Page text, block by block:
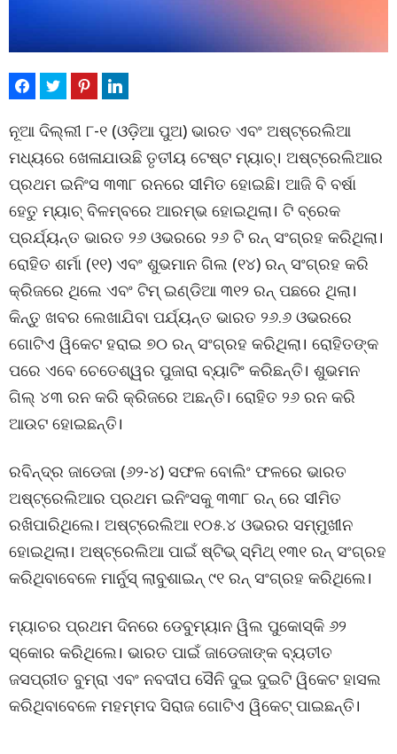
ନୂଆ ଦିଲ୍ଲୀ ୮-୧ (ଓଡ଼ିଆ ପୁଅ) ଭାରତ ଏବଂ ଅଷ୍ଟ୍ରେଲିଆ
ମଧ୍ୟରେ ଖେଳାଯାଉଛି ତୃତୀୟ ଟେଷ୍ଟ ମ୍ୟାଚ୍। ଅଷ୍ଟ୍ରେଲିଆର
ପ୍ରଥମ ଇନିଂସ ୩୩୮ ରନରେ ସୀମିତ ହୋଇଛି। ଆଜି ବି ବର୍ଷା
ହେତୁ ମ୍ୟାଚ୍ ବିଳମ୍ବରେ ଆରମ୍ଭ ହୋଇଥିଲା। ଟି ବ୍ରେକ
ପ୍ରର୍ଯ‌୍ୟନ୍ତ ଭାରତ ୨୬ ଓଭରରେ ୨୬ ଟି ରନ୍ ସଂଗ୍ରହ କରିଥିଲା।
ରୋହିତ ଶର୍ମା (୧୧) ଏବଂ ଶୁଭମାନ ଗିଲ (୧୪) ରନ୍ ସଂଗ୍ରହ କରି
କ୍ରିଜରେ ଥିଲେ ଏବଂ ଟିମ୍ ଇଣ୍ଡିଆ ୩୧୨ ରନ୍ ପଛରେ ଥିଲା।
କିନ୍ତୁ ଖବର ଲେଖାଯିବା ପର୍ଯ୍ୟନ୍ତ ଭାରତ ୨୬.୬ ଓଭରରେ
ଗୋଟିଏ ୱିକେଟ ହରାଇ ୭୦ ରନ୍ ସଂଗ୍ରହ କରିଥିଲା। ରୋହିତଙ୍କ
ପରେ ଏବେ ଚେତେଶ୍ୱର ପୁଜାରା ବ୍ୟାଟିଂ କରିଛନ୍ତି। ଶୁଭମନ
ଗିଲ୍ ୪୩ ରନ କରି କ୍ରିଜରେ ଅଛନ୍ତି। ରୋହିତ ୨୬ ରନ କରି
ଆଉଟ ହୋଇଛନ୍ତି।
ରବିନ୍ଦ୍ର ଜାଡେଜା (୬୨-୪) ସଫଳ ବୋଲିଂ ଫଳରେ ଭାରତ
ଅଷ୍ଟ୍ରେଲିଆର ପ୍ରଥମ ଇନିଂସକୁ ୩୩୮ ରନ୍ ରେ ସୀମିତ
ରଖିପାରିଥିଲେ। ଅଷ୍ଟ୍ରେଲିଆ ୧୦୫.୪ ଓଭରର ସମ୍ମୁଖୀନ
ହୋଇଥିଲା। ଅଷ୍ଟ୍ରେଲିଆ ପାଇଁ ଷ୍ଟିଭ୍ ସ୍ମିଥ୍ ୧୩୧ ରନ୍ ସଂଗ୍ରହ
କରିଥିବାବେଳେ ମାର୍ନୁସ୍ ଲାବୁଶାଇନ୍ ୯୧ ରନ୍ ସଂଗ୍ରହ କରିଥିଲେ।
ମ୍ୟାଚର ପ୍ରଥମ ଦିନରେ ଡେବୁମ୍ୟାନ ୱିଲ ପୁକୋସ୍କି ୬୨
ସ୍କୋର କରିଥିଲେ। ଭାରତ ପାଇଁ ଜାଡେଜାଙ୍କ ବ୍ୟତୀତ
ଜସପ୍ରୀତ ବୁମ୍ରା ଏବଂ ନବଦୀପ ସୈନି ଦୁଇ ଦୁଇଟି ୱିକେଟ ହାସଲ
କରିଥିବାବେଳେ ମହମ୍ମଦ ସିରାଜ ଗୋଟିଏ ୱିକେଟ୍ ପାଇଛନ୍ତି।